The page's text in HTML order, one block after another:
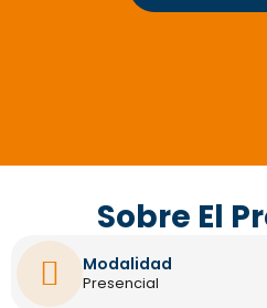
Sobre El
Modalidad
Presencial